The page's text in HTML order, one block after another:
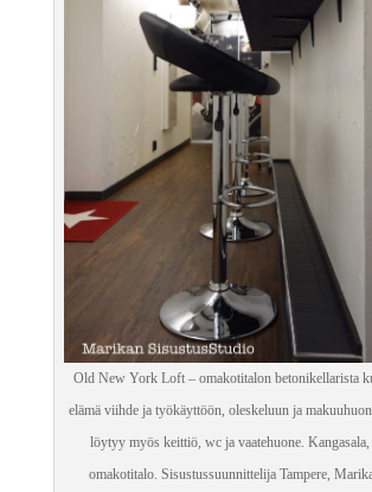
Old New York Loft – omakotitalon betonikellarista
elämä viihde ja työkäyttöön, oleskeluun ja
löytyy myös keittiö, wc ja vaatehuone. Kangasala,
omakotitalo. Sisustussuunnittelija Tampere,